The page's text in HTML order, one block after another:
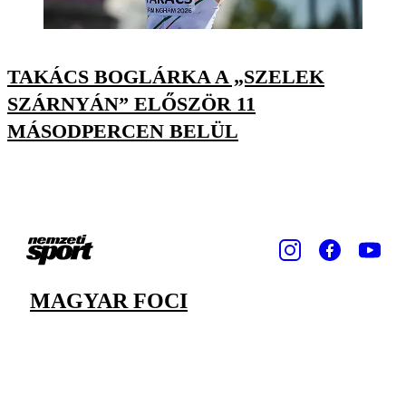
TAKÁCS BOGLÁRKA A „SZELEK
SZÁRNYÁN” ELŐSZÖR 11
MÁSODPERCEN BELÜL
MAGYAR FOCI